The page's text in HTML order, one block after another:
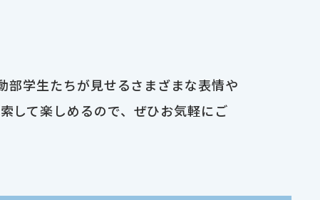
部学生たちが見せるさまざまな表情や
して楽しめるので、ぜひお気軽にご